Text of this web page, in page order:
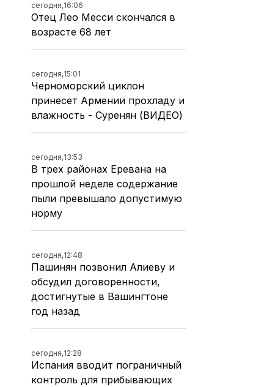
сегодня,16:06
Отец Лео Месси скончался в
возрасте 68 лет
сегодня,15:01
Черноморский циклон
принесет Армении прохладу и
влажность - Суренян (ВИДЕО)
сегодня,13:53
В трех районах Еревана на
прошлой неделе содержание
пыли превышало допустимую
норму
сегодня,12:48
Пашинян позвонил Алиеву и
обсудил договоренности,
достигнутые в Вашингтоне
год назад
сегодня,12:28
Испания вводит пограничный
контроль для прибывающих